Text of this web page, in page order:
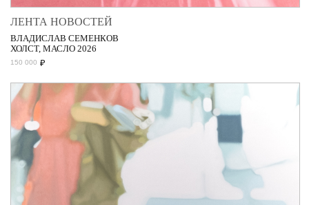
ЛЕНТА НОВОСТЕЙ
ВЛАДИСЛАВ СЕМЕНКОВ
ХОЛСТ, МАСЛО 2026
150 000 ₽